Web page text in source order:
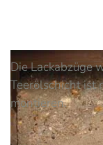
Die Lackabzüge
Teerölschicht ist
montieren.